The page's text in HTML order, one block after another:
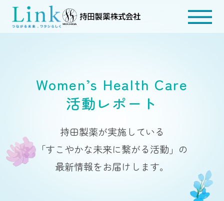
Women’s Health Care
活動レポート
持田製薬が実施している
「すこやかな未来に繋がる活動」の
最新情報をお届けします。